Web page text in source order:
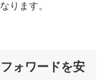
ります。
ォワードを安